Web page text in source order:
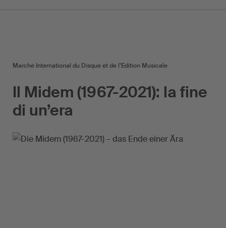
Marché International du Disque et de l’Edition Musicale
Il Midem (1967-2021): la fine
di un’era